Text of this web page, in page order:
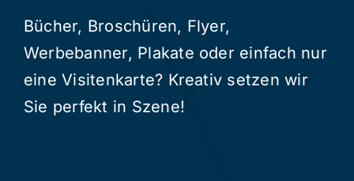
Bücher, Broschüren, Flyer,
Werbebanner, Plakate oder einfach nur
eine Visitenkarte? Kreativ setzen wir
Sie perfekt in Szene!